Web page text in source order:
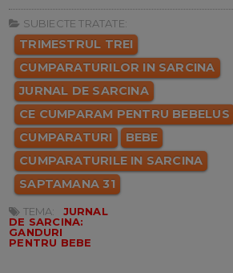
SUBIECTE TRATATE:
TRIMESTRUL TREI
CUMPARATURILOR IN SARCINA
JURNAL DE SARCINA
CE CUMPARAM PENTRU BEBELUS
CUMPARATURI
BEBE
CUMPARATURILE IN SARCINA
SAPTAMANA 31
TEMA:
JURNAL
DE SARCINA:
GANDURI
PENTRU BEBE